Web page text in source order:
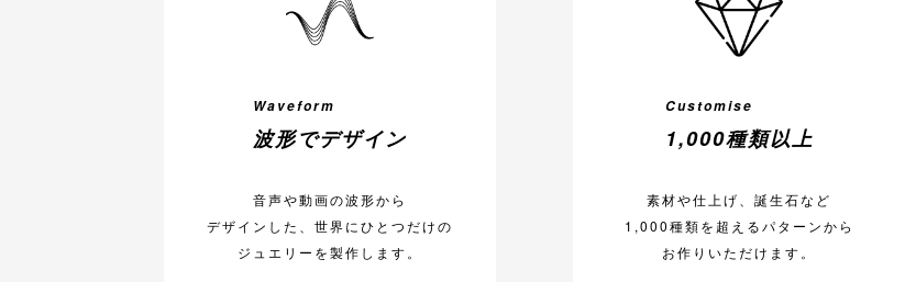
Waveform
波形でデザイン
音声や動画の波形から
デザインした、世界にひとつだけの
ジュエリーを製作します。
Customise
1,000種類以上
素材や仕上げ、誕生石など
1,000種類を超えるパターンから
お作りいただけます。